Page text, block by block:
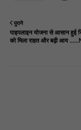
पुराने
पाइपलाइन योजना से आसान हुई
को मिला राहत और बढ़ी आय